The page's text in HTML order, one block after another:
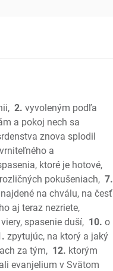
2. vyvoleným podľa
a pokoj nech sa
znova splodil
a
ktoré je hotové,
pokušeniach, 7.
na chválu, na česť
aj teraz nezriete,
spasenie duší, 10. o
zpytujúc, na ktorý a jaký
za tým, 12. ktorým
evanjelium v Svätom